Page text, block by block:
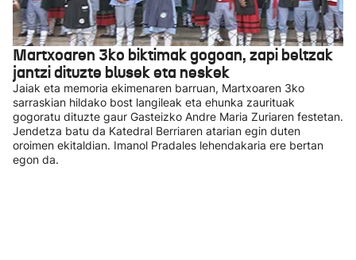
Martxoaren 3ko biktimak gogoan, zapi beltzak
jantzi dituzte blusek eta neskek
Jaiak eta memoria ekimenaren barruan, Martxoaren 3ko
sarraskian hildako bost langileak eta ehunka zaurituak
gogoratu dituzte gaur Gasteizko Andre Maria Zuriaren festetan.
Jendetza batu da Katedral Berriaren atarian egin duten
oroimen ekitaldian. Imanol Pradales lehendakaria ere bertan
egon da.